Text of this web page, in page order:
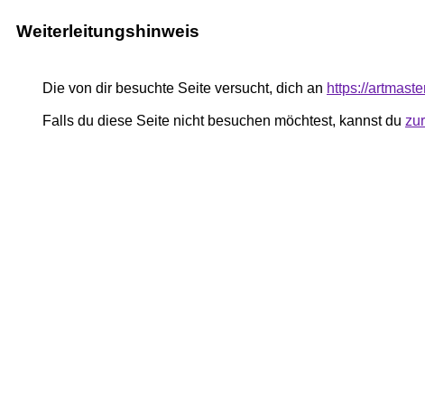
Weiterleitungshinweis
Die von dir besuchte Seite versucht, dich an https://
Falls du diese Seite nicht besuchen möchtest, kannst du